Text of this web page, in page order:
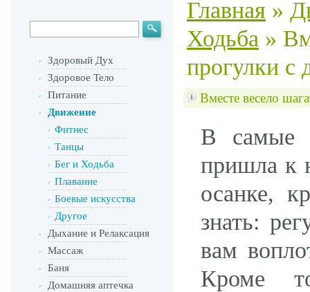
Здоровый Дух
Здоровое Тело
Питание
Движение
Фитнес
Танцы
Бег и Ходьба
Плавание
Боевые искусства
Другое
Дыхание и Релаксация
Массаж
Баня
Домашняя аптечка
Главная »
Ходьба »
прогулки с
Вместе весело
В самые
пришла к
осанке,
знать:
вам
Кроме